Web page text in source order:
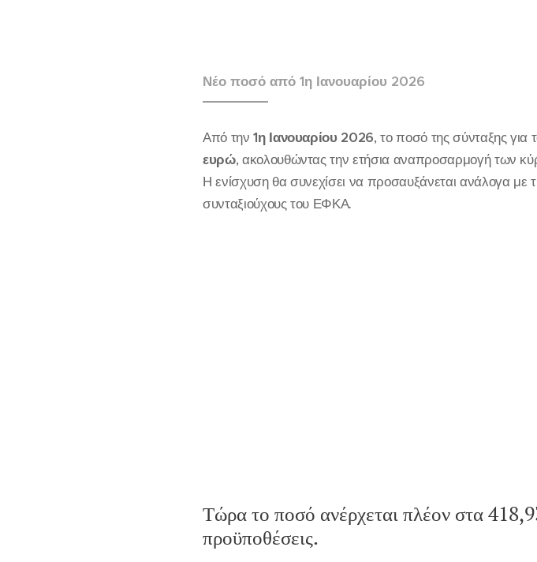
Νέο ποσό από 1η Ιανουαρίου 2026
Από την1η Ιανουαρίου 2026, το ποσό της σύνταξης για
ευρώ, ακολουθώντας την ετήσια αναπροσαρμογή των
Η ενίσχυση θα συνεχίσει να προσαυξάνεται ανάλογα με
συνταξιούχους του ΕΦΚΑ.
Τώρα το ποσό ανέρχεται πλέον στα
προϋποθέσεις.